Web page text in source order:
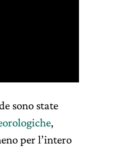
sono state
,
per l’intero